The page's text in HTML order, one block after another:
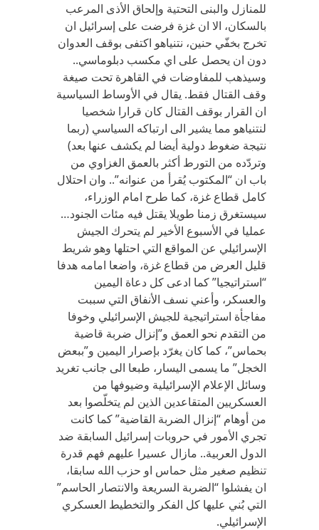
للمنازل والبنى التحتية وإلحاق الأذى المرعب
بالسكان، الا ان غزة فرضت على إسرائيل ان
تخرج بخفّي حنين، نتنياهو اكتفى بوقف العدوان
دون ان يحصل على اي مكسب دبلوماسي..
وسيذهب للمفاوضات في القاهرة تحت صيغة
وقف القتال فقط. يقال في الأوساط السياسية
ان القرار بوقف القتال كان قرارا شخصيا
لنتنياهو مما يشير الى ارتباكه السياسي (ربما
نتيجة ضغوط دولية أيضا لم يكشف عنها بعد)
وتردّده من التورط أكثر بالعمق الغزاوي من
باب ان “المكتوب يُقرأ من عنوانه”.. وان احتلال
كامل قطاع غزة، كما طرح امام الوزراء،
سيستغرق زمنا طويلا يقتل فيه مئات الجنود…
عمليا في الأسبوع الأخير لم يتحرك الجيش
الإسرائيلي عن المواقع التي احتلها وهو شريط
قليل العرض من قطاع غزة، واضعا امامه هدفا
“استراتيجيا” كما ادعى كل دعاة اليمين
والعسكر، وأعني نسف الأنفاق التي سببت
مفاجأة استراتيجية للجيش الإسرائيلي وخوفا
من التقدم نحو العمق و”إنزال ضربة قاضية
بحماس”، كما كان يغرّد بإصرار اليمين و”ببعض
الخجل” ما يسمى اليسار، طبعا الى جانب تغريد
وسائل الإعلام الإسرائيلية وضيوفها من
العسكريين المتقاعدين الذين لم يتخلّصوا بعد
من أوهام “إنزال الضربة القاضية” كما كانت
تجري الأمور في حروبات إسرائيل السابقة ضد
الدول العربية.. مازال عسيرا عليهم فهم قدرة
تنظيم صغير مثل حماس او حزب الله سابقا،
ان يفشلوا “الضربة السريعة والانتصار الحاسم”
التي بُني عليها كل الفكر والتخطيط العسكري
الإسرائيلي.